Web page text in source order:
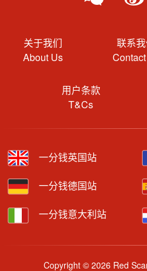
关于我们
About Us
联系
用户条款
T&Cs
一分钱英国站
一分钱德国站
一分钱意大利站
Copyright © 2026 Red